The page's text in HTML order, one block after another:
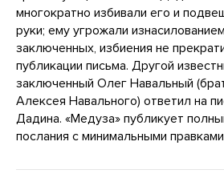
многократно избивали его и
руки; ему угрожали
заключенных, избиения не
публикации письма. Другой
заключенный Олег Навальный
Алексея Навального) ответил на
Дадина. «Медуза» публикует
послания с минимальными